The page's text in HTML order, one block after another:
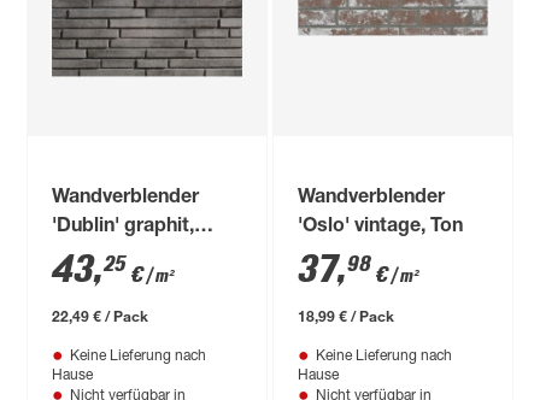
Wandverblender
'Dublin' graphit,
Beton
43,25 €/ m²
22,49 € / Pack
Keine Lieferung nach
Hause
Nicht verfügbar in
Wandverblender
'Oslo' vintage, Ton
37,98 €/ m²
18,99 € / Pack
Keine Lieferung nach
Hause
Nicht verfügbar in